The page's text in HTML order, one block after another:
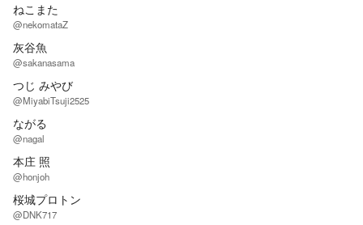
ねこまた
@nekomataZ
灰谷魚
@sakanasama
つじ みやび
@MiyabiTsuji2525
ながる
@nagal
本庄 照
@honjoh
桜城プロトン
@DNK717